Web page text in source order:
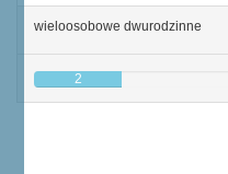
wieloosobowe dwurodzinne
2